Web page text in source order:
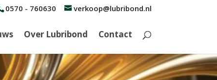
0570 - 760630 verkoop@lubribond.nl
Over Lubribond Contact